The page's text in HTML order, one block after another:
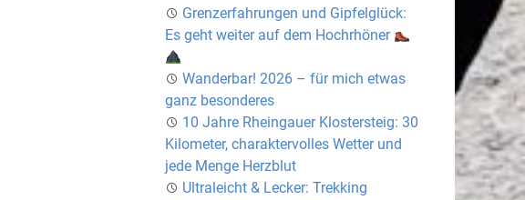
Grenzerfahrungen und Gipfelglück:
Es geht weiter auf dem Hochrhöner
Wanderbar! 2026 – für mich etwas
ganz besonderes
10 Jahre Rheingauer Klostersteig: 30
Kilometer, charaktervolles Wetter und
jede Menge Herzblut
Ultraleicht & Lecker: Trekking